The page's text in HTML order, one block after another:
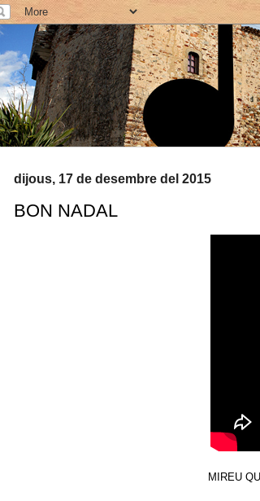
dijous, 17 de desembre del 2015
BON NADAL
MIREU